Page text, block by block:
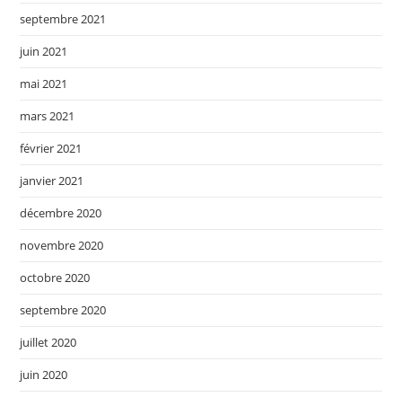
septembre 2021
juin 2021
mai 2021
mars 2021
février 2021
janvier 2021
décembre 2020
novembre 2020
octobre 2020
septembre 2020
juillet 2020
juin 2020